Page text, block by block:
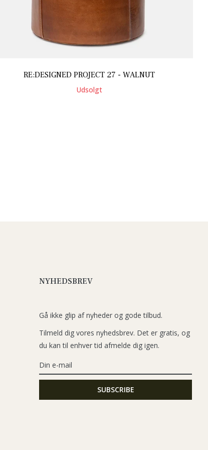
RE:DESIGNED PROJECT 27 - WALNUT
Udsolgt
NYHEDSBREV
Gå ikke glip af nyheder og gode tilbud.
Tilmeld dig vores nyhedsbrev. Det er gratis, og
du kan til enhver tid afmelde dig igen.